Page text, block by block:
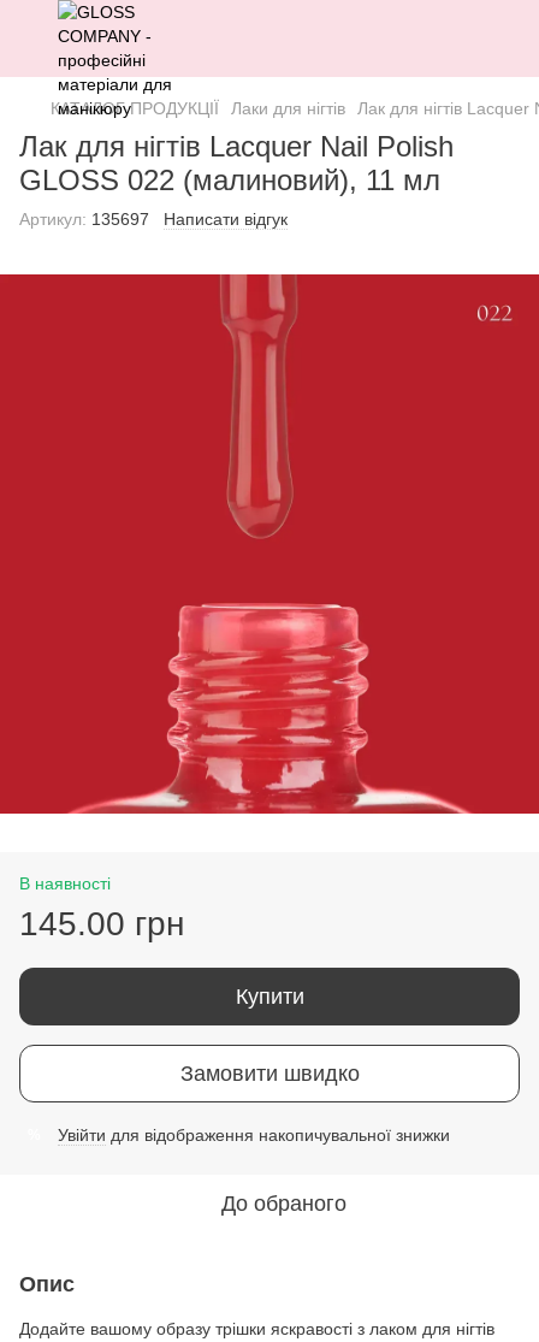
КАТАЛОГ ПРОДУКЦІЇ Лаки для нігтів Лак для нігтів
Лак для нігтів Lacquer Nail Polish
GLOSS 022 (малиновий), 11 мл
Артикул: 135697 Написати відгук
В наявності
145.00 грн
Купити
Замовити швидко
Увійти для відображення накопичувальної знижки
До обраного
Опис
Додайте вашому образу трішки яскравості з лаком для нігтів